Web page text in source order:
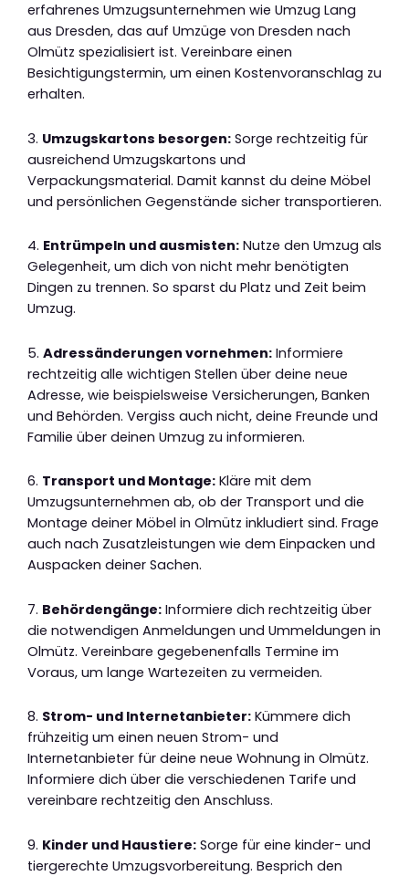
erfahrenes Umzugsunternehmen wie Umzug Lang
aus Dresden, das auf Umzüge von Dresden nach
Olmütz spezialisiert ist. Vereinbare einen
Besichtigungstermin, um einen Kostenvoranschlag zu
erhalten.
3. Umzugskartons besorgen: Sorge rechtzeitig für
ausreichend Umzugskartons und
Verpackungsmaterial. Damit kannst du deine Möbel
und persönlichen Gegenstände sicher transportieren.
4. Entrümpeln und ausmisten: Nutze den Umzug als
Gelegenheit, um dich von nicht mehr benötigten
Dingen zu trennen. So sparst du Platz und Zeit beim
Umzug.
5. Adressänderungen vornehmen: Informiere
rechtzeitig alle wichtigen Stellen über deine neue
Adresse, wie beispielsweise Versicherungen, Banken
und Behörden. Vergiss auch nicht, deine Freunde und
Familie über deinen Umzug zu informieren.
6. Transport und Montage: Kläre mit dem
Umzugsunternehmen ab, ob der Transport und die
Montage deiner Möbel in Olmütz inkludiert sind. Frage
auch nach Zusatzleistungen wie dem Einpacken und
Auspacken deiner Sachen.
7. Behördengänge: Informiere dich rechtzeitig über
die notwendigen Anmeldungen und Ummeldungen in
Olmütz. Vereinbare gegebenenfalls Termine im
Voraus, um lange Wartezeiten zu vermeiden.
8. Strom- und Internetanbieter: Kümmere dich
frühzeitig um einen neuen Strom- und
Internetanbieter für deine neue Wohnung in Olmütz.
Informiere dich über die verschiedenen Tarife und
vereinbare rechtzeitig den Anschluss.
9. Kinder und Haustiere: Sorge für eine kinder- und
tiergerechte Umzugsvorbereitung. Besprich den